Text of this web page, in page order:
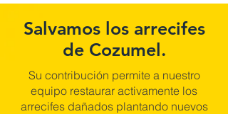
Salvamos los arrecifes
de Cozumel.
Su contribución permite a nuestro
equipo restaurar activamente los
arrecifes dañados plantando nuevos